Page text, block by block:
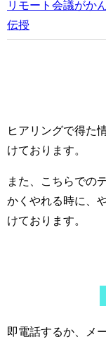
リモート会議がか
伝授
ヒアリングで得た
けております。
また、こちらでの
かくやれる時に、
けております。
即電話するか、メ